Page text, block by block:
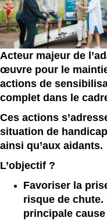
Acteur majeur de
œuvre pour le
actions de
complet dans le
Ces actions
situation de
ainsi qu’aux aidants.
L’objectif ?
Favoriser la
risque de
principale